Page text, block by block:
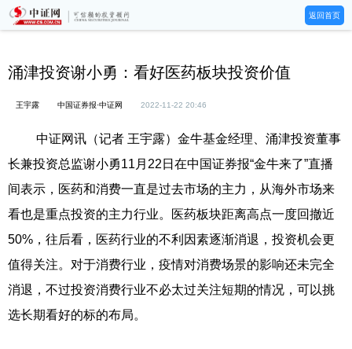
返回首页
涌津投资谢小勇：看好医药板块投资价值
王宇露 中国证券报·中证网 2022-11-22 20:46
中证网讯（记者 王宇露）金牛基金经理、涌津投资董事
长兼投资总监谢小勇11月22日在中国证券报“金牛来了”直播
间表示，医药和消费一直是过去市场的主力，从海外市场来
看也是重点投资的主力行业。医药板块距离高点一度回撤近
50%，往后看，医药行业的不利因素逐渐消退，投资机会更
值得关注。对于消费行业，疫情对消费场景的影响还未完全
消退，不过投资消费行业不必太过关注短期的情况，可以挑
选长期看好的标的布局。